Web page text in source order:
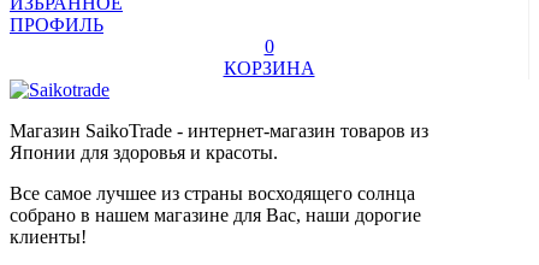
ПРОФИЛЬ
0
КОРЗИНА
Магазин SaikoTrade - интернет-магазин товаров из
Японии для здоровья и красоты.
Все самое лучшее из страны восходящего солнца
собрано в нашем магазине для Вас, наши дорогие
клиенты!